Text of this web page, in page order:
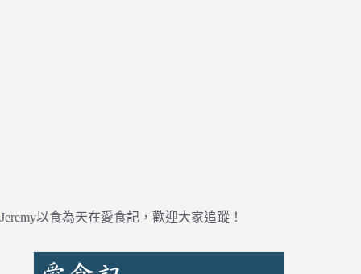
Jeremy以食為天在愛食記，歡迎大家追蹤！